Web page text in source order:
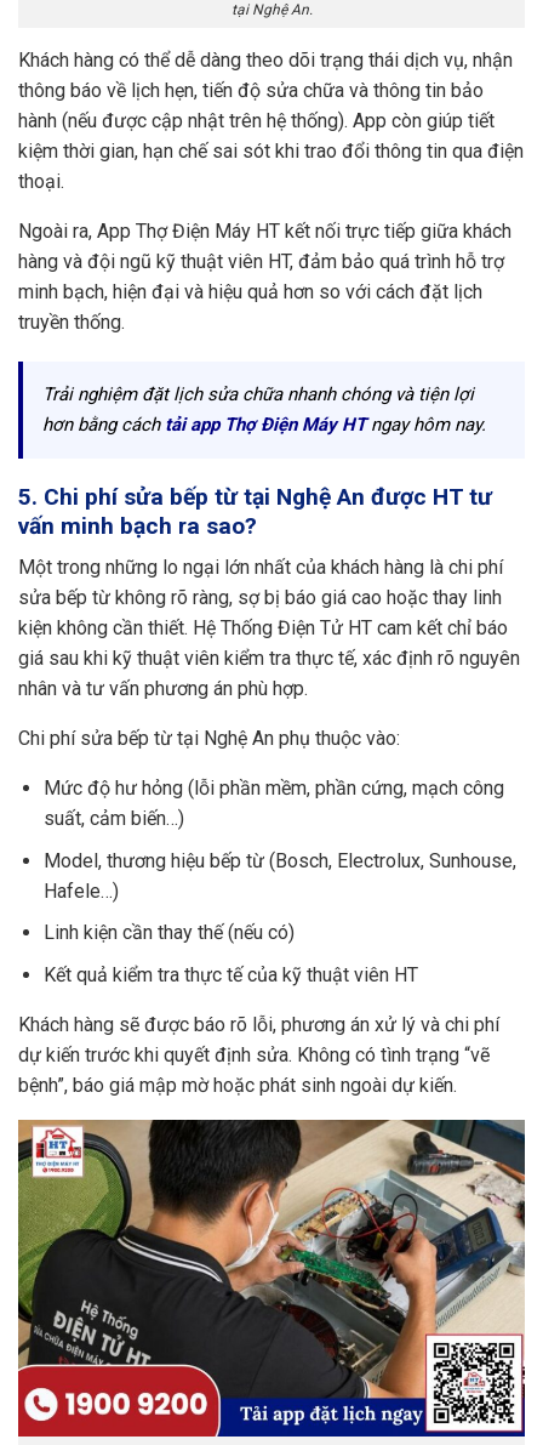
tại Nghệ An.
Khách hàng có thể dễ dàng theo dõi trạng thái dịch vụ, nhận
thông báo về lịch hẹn, tiến độ sửa chữa và thông tin bảo
hành (nếu được cập nhật trên hệ thống). App còn giúp tiết
kiệm thời gian, hạn chế sai sót khi trao đổi thông tin qua điện
thoại.
Ngoài ra, App Thợ Điện Máy HT kết nối trực tiếp giữa khách
hàng và đội ngũ kỹ thuật viên HT, đảm bảo quá trình hỗ trợ
minh bạch, hiện đại và hiệu quả hơn so với cách đặt lịch
truyền thống.
Trải nghiệm đặt lịch sửa chữa nhanh chóng và tiện lợi
hơn bằng cách tải app Thợ Điện Máy HTngay hôm nay.
5. Chi phí sửa bếp từ tại Nghệ An được HT tư
vấn minh bạch ra sao?
Một trong những lo ngại lớn nhất của khách hàng là chi phí
sửa bếp từ không rõ ràng, sợ bị báo giá cao hoặc thay linh
kiện không cần thiết. Hệ Thống Điện Tử HT cam kết chỉ báo
giá sau khi kỹ thuật viên kiểm tra thực tế, xác định rõ nguyên
nhân và tư vấn phương án phù hợp.
Chi phí sửa bếp từ tại Nghệ An phụ thuộc vào:
Mức độ hư hỏng (lỗi phần mềm, phần cứng, mạch công
suất, cảm biến…)
Model, thương hiệu bếp từ (Bosch, Electrolux, Sunhouse,
Hafele…)
Linh kiện cần thay thế (nếu có)
Kết quả kiểm tra thực tế của kỹ thuật viên HT
Khách hàng sẽ được báo rõ lỗi, phương án xử lý và chi phí
dự kiến trước khi quyết định sửa. Không có tình trạng “vẽ
bệnh”, báo giá mập mờ hoặc phát sinh ngoài dự kiến.